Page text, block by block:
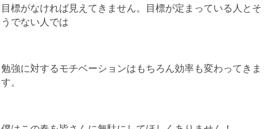
目標がなければ見えてきません。目標が定まっている人とそ
うでない人では
勉強に対するモチベーションはもちろん効率も変わってきま
す。